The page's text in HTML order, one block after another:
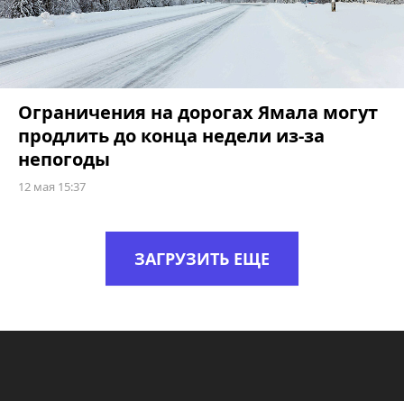
Ограничения на дорогах Ямала могут
продлить до конца недели из-за
непогоды
12 мая 15:37
ЗАГРУЗИТЬ ЕЩЕ